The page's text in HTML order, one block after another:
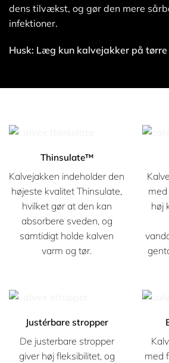
dens tilvækst, og gør den mere
infektioner.
Husk: Læg kun kalvejakker på tørre
Thinsulate™
Kalvejakken indeholder den
højeste kvalitet Thinsulate,
hvilket gør at den kan
absorbere sveden, og
samtidigt holde kalven
varm og tør.
høj
Justérbare stropper
De justerbare stropper
giver høj fleksibilitet, og
med